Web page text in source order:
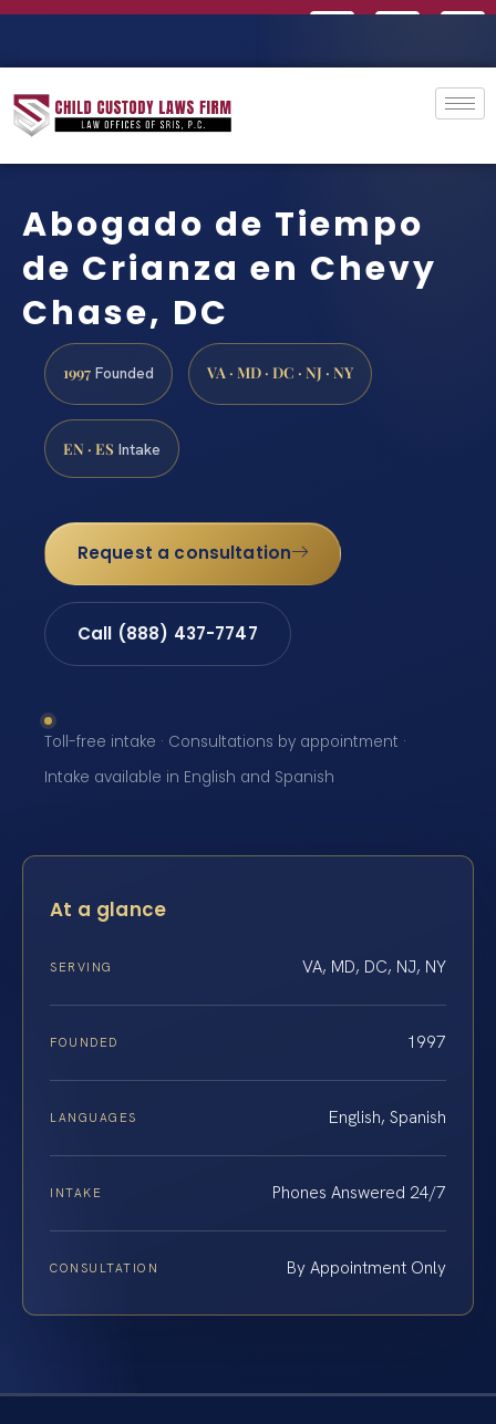
Abogado de Tiempo
de Crianza en Chevy
Chase, DC
1997 Founded VA · MD · DC · NJ · NY
EN · ES Intake
Request a consultation
Call (888) 437-7747
Toll-free intake · Consultations by appointment ·
Intake available in English and Spanish
At a glance
SERVING VA, MD, DC, NJ, NY
FOUNDED 1997
LANGUAGES English, Spanish
INTAKE Phones Answered 24/7
CONSULTATION By Appointment Only